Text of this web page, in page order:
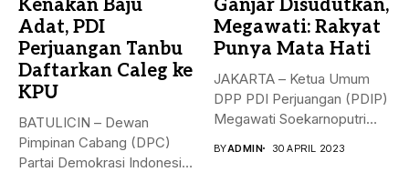
Kenakan Baju
Adat, PDI
Perjuangan Tanbu
Daftarkan Caleg ke
KPU
BATULICIN – Dewan
Pimpinan Cabang (DPC)
Partai Demokrasi Indonesia
Ganjar Disudutkan,
Megawati: Rakyat
Punya Mata Hati
JAKARTA – Ketua Umum
DPP PDI Perjuangan (PDIP)
Megawati Soekarnoputri
BYADMIN 30 APRIL 2023